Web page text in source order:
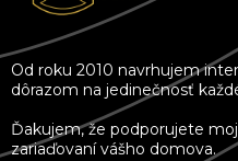
Od roku 2010 navrhujem
dôrazom na jedinečnosť
Ďakujem, že podporujete
zariaďovaní vášho domova.